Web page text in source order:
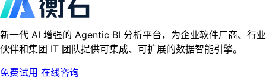
新一代 AI 增强的 Agentic BI 分析平台，为企业软件厂商、行业
伙伴和集团 IT 团队提供可集成、可扩展的数据智能引擎。
免费试用 在线咨询